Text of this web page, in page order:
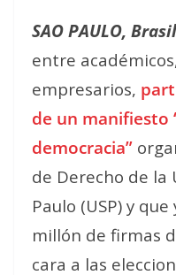
SAO PAULO,
entre
empresarios,
de un manifiesto
democracia”
de Derecho de la
Paulo (USP) y
millón de firmas
cara a las